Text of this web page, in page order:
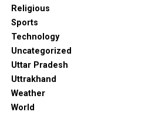
Religious
Sports
Technology
Uncategorized
Uttar Pradesh
Uttrakhand
Weather
World